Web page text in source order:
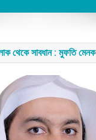
থেকে সাবধান : মুফতি মেনক